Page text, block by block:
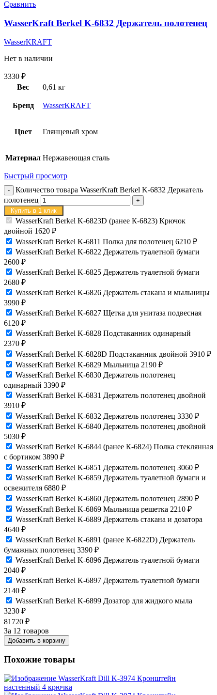
Сравнить
WasserKraft Berkel K-6832 Держатель полотенец
WasserKRAFT
Нет в наличии
3330 ₽
Вес
0,61 кг
Бренд WasserKRAFT
Цвет Глянцевый хром
Материал Нержавеющая сталь
Быстрый просмотр
Количество товара WasserKraft Berkel K-6832 Держатель
полотенец
Купить в 1 клик
WasserKraft Berkel K-6823D (ранее К-6823) Крючок
двойной 1620 ₽
WasserKraft Berkel K-6811 Полка для полотенец 6210 ₽
WasserKraft Berkel K-6822 Держатель туалетной бумаги
2600 ₽
WasserKraft Berkel K-6825 Держатель туалетной бумаги
2680 ₽
WasserKraft Berkel K-6826 Держатель стакана и мыльницы
3990 ₽
WasserKraft Berkel K-6827 Щетка для унитаза подвесная
6120 ₽
WasserKraft Berkel K-6828 Подстаканник одинарный
2370 ₽
WasserKraft Berkel K-6828D Подстаканник двойной 3910 ₽
WasserKraft Berkel K-6829 Мыльница 2190 ₽
WasserKraft Berkel K-6830 Держатель полотенец
одинарный 3390 ₽
WasserKraft Berkel K-6831 Держатель полотенец двойной
3910 ₽
WasserKraft Berkel K-6832 Держатель полотенец 3330 ₽
WasserKraft Berkel K-6840 Держатель полотенец двойной
5030 ₽
WasserKraft Berkel K-6844 (ранее К-6824) Полка стеклянная
с бортиком 3890 ₽
WasserKraft Berkel K-6851 Держатель полотенец 3060 ₽
WasserKraft Berkel K-6859 Держатель туалетной бумаги и
освежителя 6880 ₽
WasserKraft Berkel K-6860 Держатель полотенец 2890 ₽
WasserKraft Berkel K-6869 Мыльница решетка 2210 ₽
WasserKraft Berkel K-6889 Держатель стакана и дозатора
4640 ₽
WasserKraft Berkel K-6891 (ранее К-6822D) Держатель
бумажных полотенец 3390 ₽
WasserKraft Berkel K-6896 Держатель туалетной бумаги
2040 ₽
WasserKraft Berkel K-6897 Держатель туалетной бумаги
2140 ₽
WasserKraft Berkel K-6899 Дозатор для жидкого мыла
3230 ₽
81720 ₽
За 12 товаров
Добавить в корзину
Похожие товары